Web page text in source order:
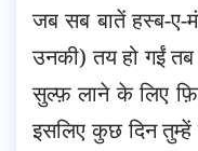
जब सब बातें हस्ब-ए-
उनकी) तय हो गईं
सुल्फ़ लाने के लिए
इसलिए कुछ दिन तुम्हें